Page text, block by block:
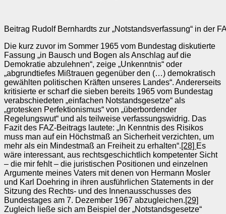
Beitrag Rudolf Bernhardts zur „Notstandsverfassung“ in der
Die kurz zuvor im Sommer 1965 vom Bundestag diskutierte
Fassung „in Bausch und Bogen als Anschlag auf die
Demokratie abzulehnen“, zeige „Unkenntnis“ oder
„abgrundtiefes Mißtrauen gegenüber den (…) demokratisch
gewählten politischen Kräften unseres Landes“. Andererseits
kritisierte er scharf die sieben bereits 1965 vom Bundestag
verabschiedeten „einfachen Notstandsgesetze“ als
„grotesken Perfektionismus“ von „überbordender
Regelungswut“ und als teilweise verfassungswidrig. Das
Fazit des FAZ-Beitrags lautete: „In Kenntnis des Risikos
muss man auf ein Höchstmaß an Sicherheit verzichten, um
mehr als ein Mindestmaß an Freiheit zu erhalten“.[28] Es
wäre interessant, aus rechtsgeschichtlich kompetenter Sicht
– die mir fehlt – die juristischen Positionen und einzelnen
Argumente meines Vaters mit denen von Hermann Mosler
und Karl Doehring in ihren ausführlichen Statements in der
Sitzung des Rechts- und des Innenausschusses des
Bundestages am 7. Dezember 1967 abzugleichen.[29]
Zugleich ließe sich am Beispiel der „Notstandsgesetze“